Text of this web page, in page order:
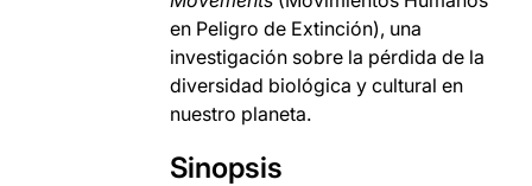
en Peligro de Extinción), una
investigación sobre la pérdida de la
diversidad biológica y cultural en
nuestro planeta.
Sinopsis